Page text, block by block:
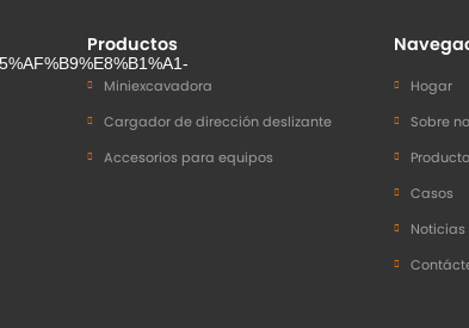
Productos
Miniexcavadora
Cargador de dirección deslizante
Accesorios para equipos
Hogar
Sobre
Casos
Noticias